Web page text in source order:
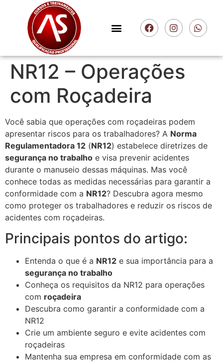
NR12 – Operações
com Roçadeira
Você sabia que operações com roçadeiras podem
apresentar riscos para os trabalhadores? A Norma
Regulamentadora 12 (NR12) estabelece diretrizes de
segurança no trabalho e visa prevenir acidentes
durante o manuseio dessas máquinas. Mas você
conhece todas as medidas necessárias para garantir a
conformidade com a NR12? Descubra agora mesmo
como proteger os trabalhadores e reduzir os riscos de
acidentes com roçadeiras.
Principais pontos do artigo:
Entenda o que é a NR12 e sua importância para a
segurança no trabalho
Conheça os requisitos da NR12 para operações
com roçadeira
Descubra como garantir a conformidade com a
NR12
Crie um ambiente seguro e evite acidentes com
roçadeiras
Mantenha sua empresa em conformidade com as